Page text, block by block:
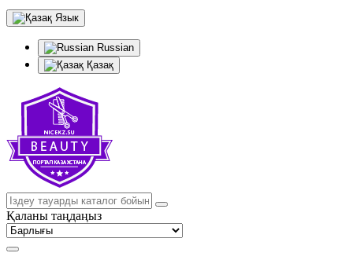
Язык
Russian
Қазақ
Қаланы таңдаңыз